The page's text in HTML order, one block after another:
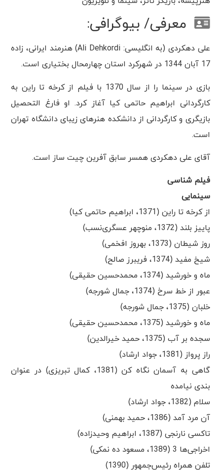
معرفی/ بیوگرافی:
علی دهکردی (به انگلیسی: Ali Dehkordi) هنرمند ایرانی، زاده
17 آبان 1344 در شهرکرد استان چهارمحال بختیاری است.
بازی در سینما را از سال 1370 با فیلم از کرخه تا راین به
کارگردانی ابراهیم حاتمی کیا آغاز کرد. او فارغ التحصیل
بازیگری و کارگردانی از دانشکده هنرهای زیبای دانشگاه تهران
است.
آقای علی دهکردی همسر سابق آفرین چیت ساز است.
فیلم شناسی
سینمایی
از کرخه تا راین (1371، ابراهیم حاتمی کیا)
پاییز بلند (1372، منوچهر عسگری‌نسب)
روز شیطان (1373، بهروز افخمی)
شیخ مفید (1374، فریبرز صالح)
ماه و خورشید (1374، محمدحسین حقیقی)
عبور از خط سرخ (1374، جمال شورجه)
خلبان (1375، جمال شورجه)
ماه و خورشید (1375، محمدحسین حقیقی)
سجده بر آب (1375، حمید خیرالدین)
راز پرواز (1381، جواد ارشاد)
گاهی به آسمان نگاه کن (1381، کمال تبریزی) در عنوان
بندی نیامده
سلام (1382، جواد ارشاد)
آن مرد آمد (1386، حمید بهمنی)
تاکسی نارنجی (1387، ابراهیم وحیدزاده)
اخراجی‌ها 3 (1389، مسعود ده نمکی)
تلفن همراه رئیس‌جمهور (1390)